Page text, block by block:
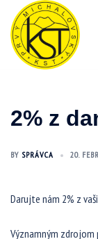
Preskočiť
obsah
2% z
BY SPRÁVCA 20.
Darujte nám 2% z
Významným zdrojom